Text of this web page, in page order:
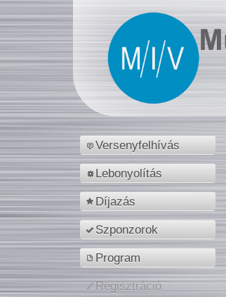
Versenyfelhívás
Lebonyolítás
Díjazás
Szponzorok
Program
Regisztráció